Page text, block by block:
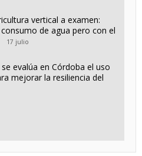
vertical a examen:
de agua pero con el
17 julio
evalúa en Córdoba el uso
mejorar la resiliencia del